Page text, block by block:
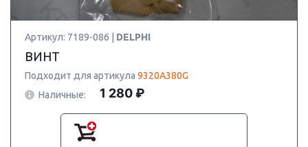
Артикул: 7189-086 | DELPHI
ВИНТ
Подходит для артикула 9320A380G
Наличные:
1 280 ₽